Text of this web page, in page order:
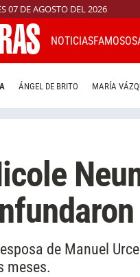
07 DE AGOSTO DEL 2026
NOTICIASFAMOSOS
ÁNGEL DE BRITO MARÍA
de Manuel
meses.